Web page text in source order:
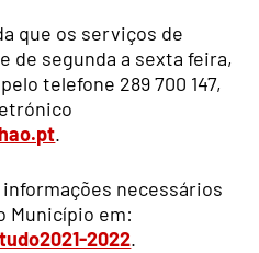
que os serviços de
de segunda a sexta feira,
telefone 289 700 147,
.
necessários
Município em:
2022.